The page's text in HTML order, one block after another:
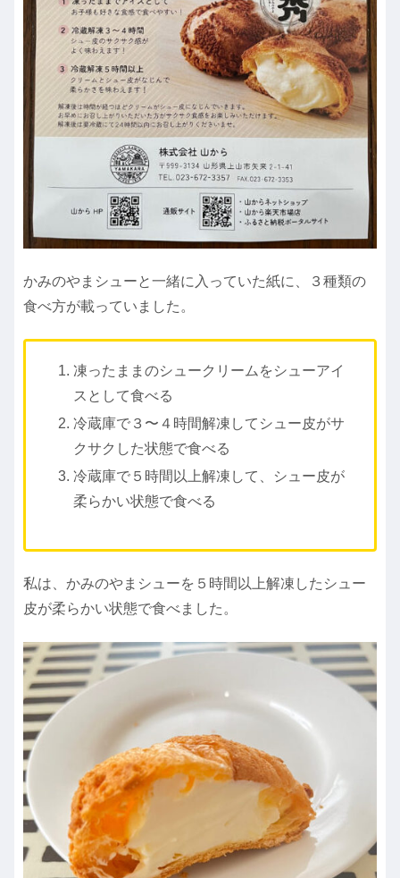
かみのやまシューと一緒に入っていた紙に、３種類の
食べ方が載っていました。
凍ったままのシュークリームをシューアイ
スとして食べる
冷蔵庫で３〜４時間解凍してシュー皮がサ
クサクした状態で食べる
冷蔵庫で５時間以上解凍して、シュー皮が
柔らかい状態で食べる
私は、かみのやまシューを５時間以上解凍したシュー
皮が柔らかい状態で食べました。